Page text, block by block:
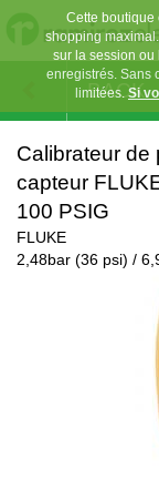
Cette boutique
shopping
sur la session
enregistrés. Sans
limitées. Si
BACK
Calibrateur de
capteur
100 PSIG
FLUKE
2,48bar (36 psi) /